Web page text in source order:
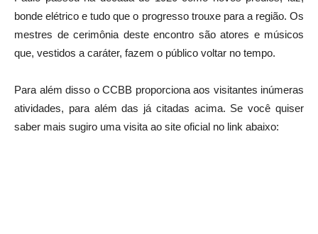
bonde elétrico e tudo que o progresso trouxe para a região. Os
mestres de cerimônia deste encontro são atores e músicos
que, vestidos a caráter, fazem o público voltar no tempo.
Para além disso o CCBB proporciona aos visitantes inúmeras
atividades, para além das já citadas acima. Se você quiser
saber mais sugiro uma visita ao site oficial no link abaixo: